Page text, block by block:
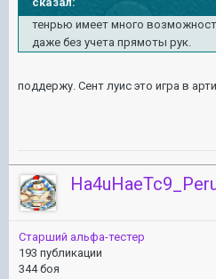
тенрью имеет много
даже без учета прямоты рук.
поддержу. Сент луис это игра в
Старший альфа-тестер
193 публикации
344 боя